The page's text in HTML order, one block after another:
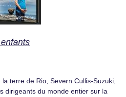
terre de Rio, Severn Cullis-Suzuki,
dirigeants du monde entier sur la